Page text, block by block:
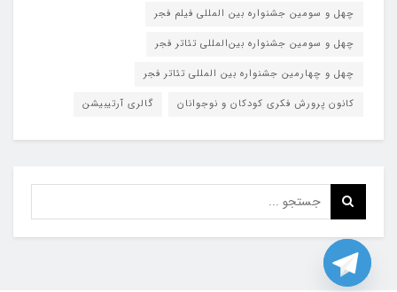
چهل و سومین جشنواره بین المللی فیلم فجر
چهل و سومین جشنواره بین‌المللی تئاتر فجر
چهل و چهارمین جشنواره بین المللی تئاتر فجر
کانون پرورش فکری کودکان و نوجوانان
گالری آرتیبیشن